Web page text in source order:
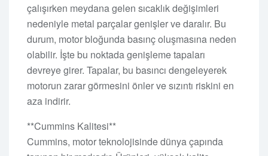
çalışırken meydana gelen sıcaklık değişimleri
nedeniyle metal parçalar genişler ve daralır. Bu
durum, motor bloğunda basınç oluşmasına neden
olabilir. İşte bu noktada genişleme tapaları
devreye girer. Tapalar, bu basıncı dengeleyerek
motorun zarar görmesini önler ve sızıntı riskini en
aza indirir.
**Cummins Kalitesi**
Cummins, motor teknolojisinde dünya çapında